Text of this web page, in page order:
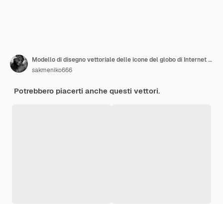
Modello di disegno vettoriale delle icone del globo di Internet su sfondo bianco
sakmeniko666
Potrebbero piacerti anche questi vettori.